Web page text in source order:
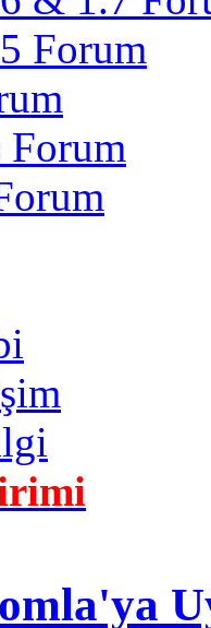
Forum
Forum